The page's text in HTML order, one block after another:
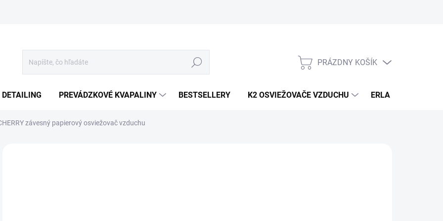
Hľadať
NÁKUPNÝ
PRÁZDNY KOŠÍK
DETAILING PREVÁDZKOVÉ KVAPALINY BESTSELLERY K2 OSVIEŽOVAČE VZDUCHU ERLA HORECA A
závesný papierový osviežovač vzduchu